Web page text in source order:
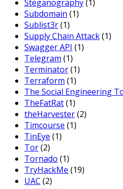
Steganography(1)
Subdomain (1)
Sublist3r(1)
Supply Chain Attack(1)
Swagger API (1)
Telegram (1)
Terminator(1)
Terraform (1)
The Social Engineering
TheFatRat(1)
theHarvester(2)
Timcourse (1)
TinEye (1)
Tor(2)
Tornado (1)
TryHackMe (19)
UAC (2)